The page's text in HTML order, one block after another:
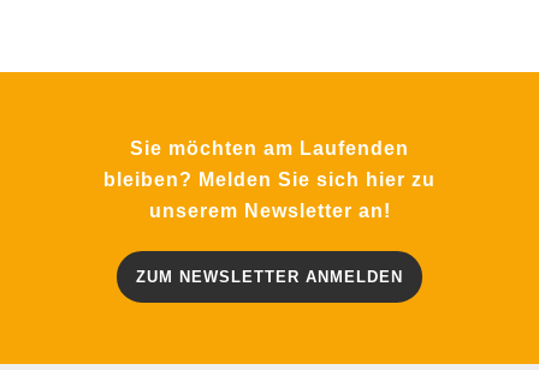
Sie möchten am Laufenden
bleiben? Melden Sie sich hier zu
unserem Newsletter an!
ZUM NEWSLETTER ANMELDEN